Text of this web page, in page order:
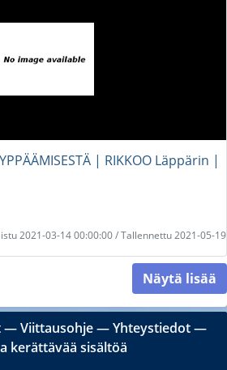
| RIKKOO Läppärin |
2021-03-14 00:00:00 / Tallennettu 2021-05-19
Näytä lisää
―Viittausohje―Yhteystiedot―
kerättävää sisältöä